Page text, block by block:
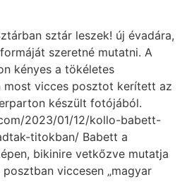
sztár leszek! új évadára,
szeretné mutatni. A
kényes a tökéletes
most vicces posztot kerített az
készült fotójából.
2023/01/12/kollo-babett-
titokban/ Babett a
bikinire vetkőzve mutatja
viccesen „magyar